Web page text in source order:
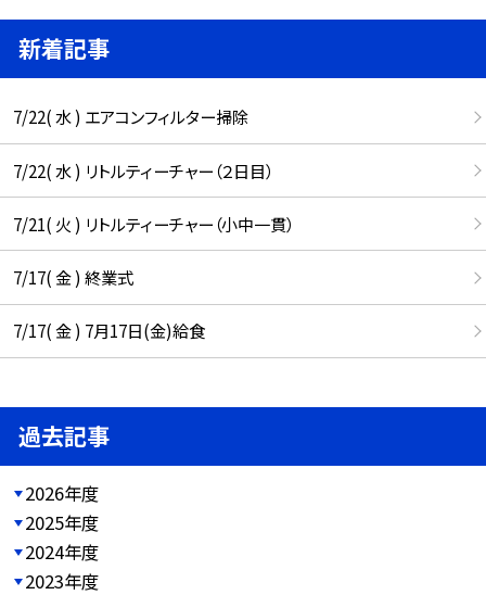
新着記事
7/22( 水 ) エアコンフィルター掃除
7/22( 水 ) リトルティーチャー（２日目）
7/21( 火 ) リトルティーチャー（小中一貫）
7/17( 金 ) 終業式
7/17( 金 ) 7月17日(金)給食
過去記事
2026年度
2025年度
2024年度
2023年度